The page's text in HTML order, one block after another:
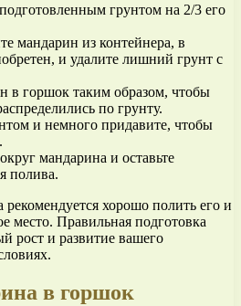
грунтом на 2/3 его
мандарин из контейнера, в
и удалите лишний грунт с
в горшок таким образом, чтобы
по грунту.
и немного придавите, чтобы
мандарина и оставьте
полива.
хорошо полить его и
место. Правильная подготовка
рост и развитие вашего
в горшок